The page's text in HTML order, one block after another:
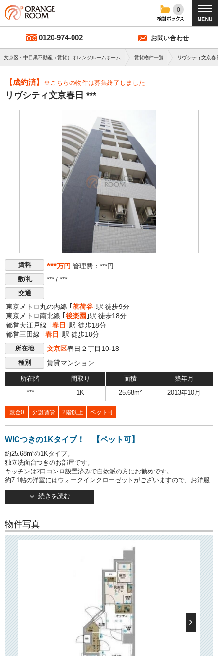
0
0120-974-002 お問い合わせ
文京区・中目黒不動産（賃貸）オレンジルームホーム 賃貸物件一覧 リヴシティ文京春
【成約済】 ※こちらの物件は募集終了しました
リヴシティ文京春日 ***
賃料 ***万円 管理費：***円
敷/礼 *** / ***
交通
東京メトロ丸の内線 ｢ 茗荷谷 ｣駅 徒歩9分
東京メトロ南北線 ｢ 後楽園 ｣駅 徒歩18分
都営大江戸線 ｢ 春日 ｣駅 徒歩18分
都営三田線 ｢ 春日 ｣駅 徒歩18分
所在地 文京区春日２丁目10-18
種別 賃貸マンション
所在階 間取り 面積 築年月
*** 1K 25.68m² 2013年10月
敷金0 分譲賃貸 2階以上 ペット可
WICつきの1Kタイプ！ 【ペット可】
約25.68m²の1Kタイプ。
独立洗面台つきのお部屋です。
キッチンは2口コンロ設置済みで自炊派の方にお勧めです。
約7.1帖の洋室にはウォークインクローゼットがございますので、お洋服
が多い方も
安心です。
屋です！
○建物情報○
文京区大塚３丁目の分譲賃貸マンション「リヴシティ文京春日」。
東京メトロ丸の内線「茗荷谷」駅徒歩９分。
そのほか「後楽園」駅、「春日」駅などもご利用いただけます。
地上11階建ての分譲賃貸マンションです。
TVモニターつきオートロック・防犯カメラ・宅配ボックス完備で安心・
２４時間ゴミ出しOKな敷地内ごみ置き場がございます。
最寄り駅である「茗荷谷」駅周辺にはスーパー「三徳」「マルエツプ
銀行の支店、ドラッグストアなどが揃っており、日々のお買い物にとて
続きを読む
物件写真